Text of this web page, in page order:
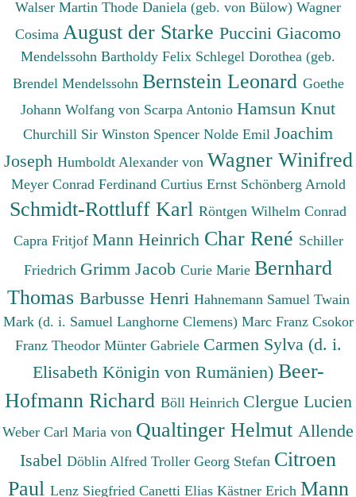
Walser Martin Thode Daniela (geb. von Bülow) Wagner
Cosima August der Starke Puccini Giacomo
Mendelssohn Bartholdy Felix Schlegel Dorothea (geb.
Brendel Mendelssohn Bernstein Leonard Goethe
Johann Wolfang von Scarpa Antonio Hamsun Knut
Churchill Sir Winston Spencer Nolde Emil Joachim
Joseph Humboldt Alexander von Wagner Winifred
Meyer Conrad Ferdinand Curtius Ernst Schönberg Arnold
Schmidt-Rottluff Karl Röntgen Wilhelm Conrad
Capra Fritjof Mann Heinrich Char René Schiller
Friedrich Grimm Jacob Curie Marie Bernhard
Thomas Barbusse Henri Hahnemann Samuel Twain
Mark (d. i. Samuel Langhorne Clemens) Marc Franz Csokor
Franz Theodor Münter Gabriele Carmen Sylva (d. i.
Elisabeth Königin von Rumänien) Beer-
Hofmann Richard Böll Heinrich Clergue Lucien
Weber Carl Maria von Qualtinger Helmut Allende
Isabel Döblin Alfred Troller Georg Stefan Citroen
Paul Lenz Siegfried Canetti Elias Kästner Erich Mann